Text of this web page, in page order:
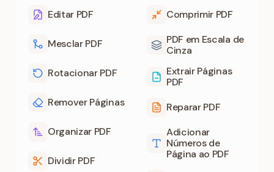
Editar PDF
Mesclar PDF
Rotacionar PDF
Remover Páginas
Organizar PDF
Dividir PDF
Comprimir PDF
PDF em Escala de
Cinza
Extrair Páginas
PDF
Reparar PDF
Adicionar
Números de
Página ao PDF